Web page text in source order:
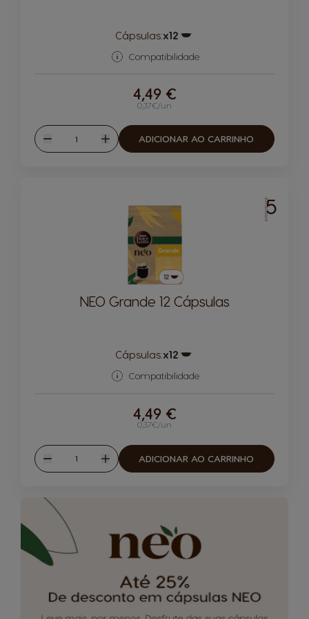
Cápsulas:x12
Compatibilidade
0,37€/un
4,49 €
Reduzir
Quantidade
Aumentar
ADICIONAR AO CARRINHO
INTENSIDADE5
NEO Grande 12 Cápsulas
Cápsulas:x12
Compatibilidade
0,37€/un
4,49 €
Reduzir
Quantidade
Aumentar
ADICIONAR AO CARRINHO